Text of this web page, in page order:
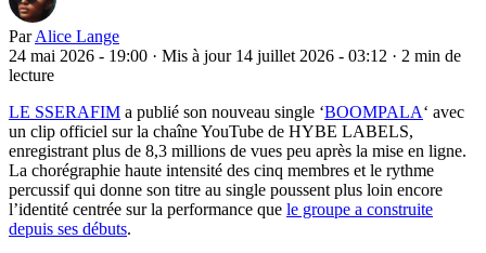
Par Alice Lange
24 mai 2026 - 19:00 · Mis à jour 14 juillet 2026 - 03:12 · 2 min de
lecture
LE SSERAFIM a publié son nouveau single ‘BOOMPALA‘ avec
un clip officiel sur la chaîne YouTube de HYBE LABELS,
enregistrant plus de 8,3 millions de vues peu après la mise en ligne.
La chorégraphie haute intensité des cinq membres et le rythme
percussif qui donne son titre au single poussent plus loin encore
l’identité centrée sur la performance que le groupe a construite
depuis ses débuts.